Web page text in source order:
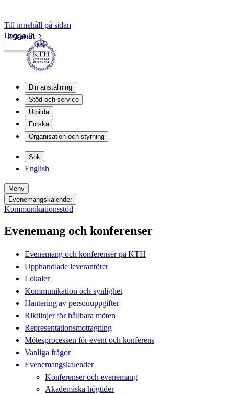
Till innehåll på sidan
Intranät
Logga in
Din anställning
Stöd och service
Utbilda
Forska
Organisation och styrning
Sök
English
Meny
Evenemangskalender
Kommunikationsstöd
Evenemang och konferenser
Evenemang och konferenser på KTH
Upphandlade leverantörer
Lokaler
Kommunikation och synlighet
Hantering av personuppgifter
Riktlinjer för hållbara möten
Representationsmottagning
Mötesprocessen för event och konferens
Vanliga frågor
Evenemangskalender
Konferenser och evenemang
Akademiska högtider